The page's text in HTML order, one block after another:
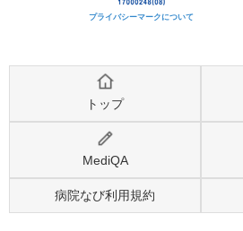
プライバシーマークについて
トップ
MediQA
病院なび利用規約